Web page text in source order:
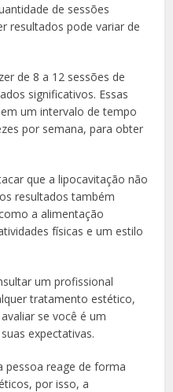
de sessões
resultados pode variar de
de 8 a 12 sessões de
significativos. Essas
um intervalo de tempo
por semana, para obter
que a lipocavitação não
resultados também
a alimentação
físicas e um estilo
um profissional
tratamento estético,
se você é um
expectativas.
pessoa reage de forma
por isso, a